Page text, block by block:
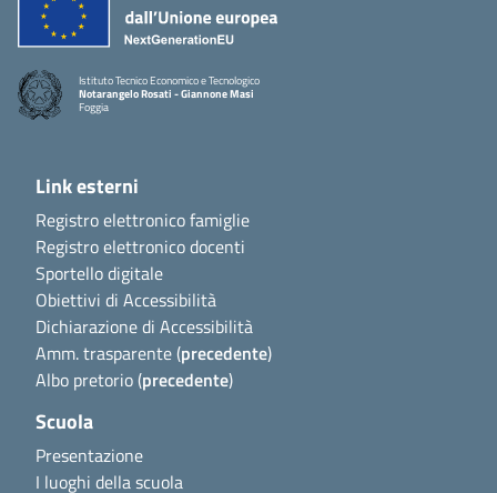
Istituto Tecnico Economico e Tecnologico
Notarangelo Rosati - Giannone Masi
Foggia
Link esterni
Registro elettronico famiglie
Registro elettronico docenti
Sportello digitale
Obiettivi di Accessibilità
Dichiarazione di Accessibilità
Amm. trasparente (precedente)
Albo pretorio (precedente)
Scuola
Presentazione
I luoghi della scuola